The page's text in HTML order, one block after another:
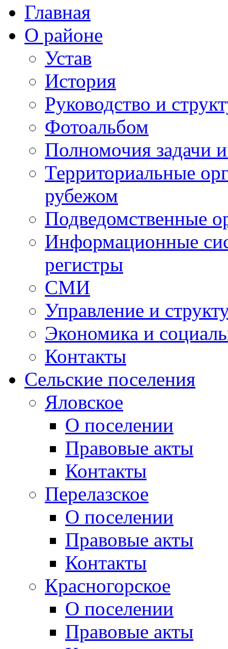
Главная
О районе
Устав
История
Руководство и
Фотоальбом
Полномочия задачи
Территориальные
рубежом
Подведомственные
Информационные
регистры
СМИ
Управление и
Экономика и
Контакты
Сельские поселения
Яловское
О поселении
Правовые акты
Контакты
Перелазское
О поселении
Правовые акты
Контакты
Красногорское
О поселении
Правовые акты